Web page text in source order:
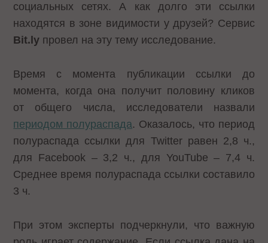
социальных сетях. А как долго эти ссылки
находятся в зоне видимости у друзей? Сервис
Bit.ly провел на эту тему исследование.
Время с момента публикации ссылки до
момента, когда она получит половину кликов
от общего числа, исследователи назвали
периодом полураспада. Оказалось, что период
полураспада ссылки для Twitter равен 2,8 ч.,
для Facebook – 3,2 ч., для YouTube – 7,4 ч.
Среднее время полураспада ссылки составило
3 ч.
При этом эксперты подчеркнули, что важную